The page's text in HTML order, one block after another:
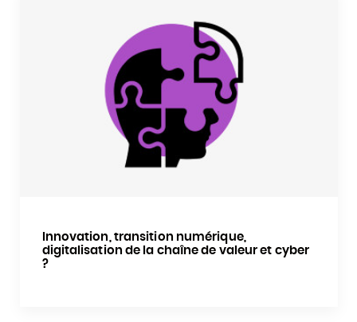
Innovation, transition numérique,
digitalisation de la chaîne de valeur et cyber
?